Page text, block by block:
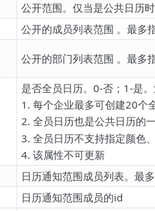
公开范围。仅当是公共日历
公开的成员列表范围 。最多
公开的部门列表范围 。最多
是否全员日历。0-否；1-是。
1. 每个企业最多可创建20个
2. 全员日历也是公共日历的
3. 全员日历不支持指定颜色
4. 该属性不可更新
日历通知范围成员列表。最
日历通知范围成员的id